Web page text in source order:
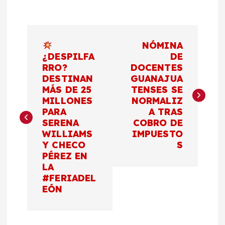
e
¿DESPILFA
RRO?
DESTINAN
MÁS DE 25
MILLONES
PARA
SERENA
WILLIAMS
Y CHECO
PÉREZ EN
LA
#FERIADEL
EÓN
NÓMINA
DE
DOCENTES
GUANAJUA
TENSES SE
NORMALIZ
A TRAS
COBRO DE
IMPUESTO
S